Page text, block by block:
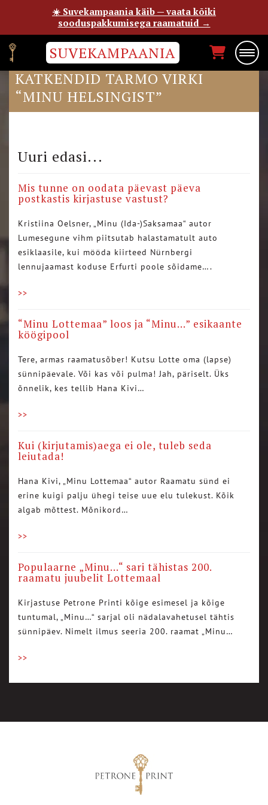
SUVEKAMPAANIA
DELFI ELUTARGAS ON
KATKENDID TARMO VIRKI
“MINU HELSINGIST”
Uuri edasi...
Mis tunne on oodata päevast päeva
postkastis kirjastuse vastust?
Kristiina Oelsner, „Minu (Ida-)Saksamaa“ autor
Lumesegune vihm piitsutab halastamatult auto
esiklaasile, kui mööda kiirteed Nürnbergi
lennujaamast koduse Erfurti poole sõidame….
>>
“Minu Lottemaa” loos ja “Minu…” esikaante
köögipool
Tere, armas raamatusõber! Kutsu Lotte oma (lapse)
sünnipäevale. Või kas või pulma! Jah, päriselt. Üks
õnnelik, kes tellib Hana Kivi…
>>
Kui (kirjutamis)aega ei ole, tuleb seda
leiutada!
Hana Kivi, „Minu Lottemaa“ autor Raamatu sünd ei
erine kuigi palju ühegi teise uue elu tulekust. Kõik
algab mõttest. Mõnikord…
>>
Populaarne „Minu…“ sari tähistas 200.
raamatu juubelit Lottemaal
Kirjastuse Petrone Printi kõige esimesel ja kõige
tuntumal, „Minu…“ sarjal oli nädalavahetusel tähtis
sünnipäev. Nimelt ilmus seeria 200. raamat „Minu…
>>
☀️ Suvekampaania käib — vaata kõiki
sooduspakkumisega raamatuid →